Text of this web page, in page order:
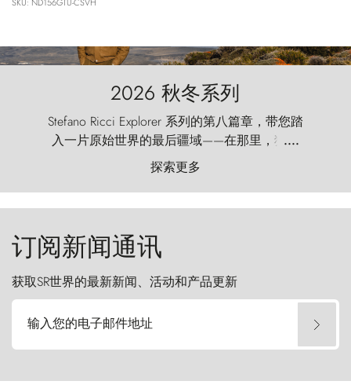
2026 秋冬系列
Stefano Ricci Explorer 系列的第八篇章，带您踏
入一片原始世界的最后疆域——在那里，狂风
以远古的怒号雕琢着自然，而百内塔（Torres
del Paine）则宛如石砌的哨兵，傲然向苍穹发
起挑战。
....
探索更多
订阅新闻通讯
获取SR世界的最新新闻、活动和产品更新
输入您的电子邮件地址